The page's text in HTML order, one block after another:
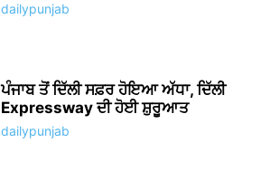
dailypunjab
ਪੰਜਾਬ ਤੋਂ ਦਿੱਲੀ ਸਫ਼ਰ ਹੋਇਆ ਅੱਧਾ, ਦਿੱਲੀ
Expressway ਦੀ ਹੋਈ ਸ਼ੁਰੂਆਤ
dailypunjab